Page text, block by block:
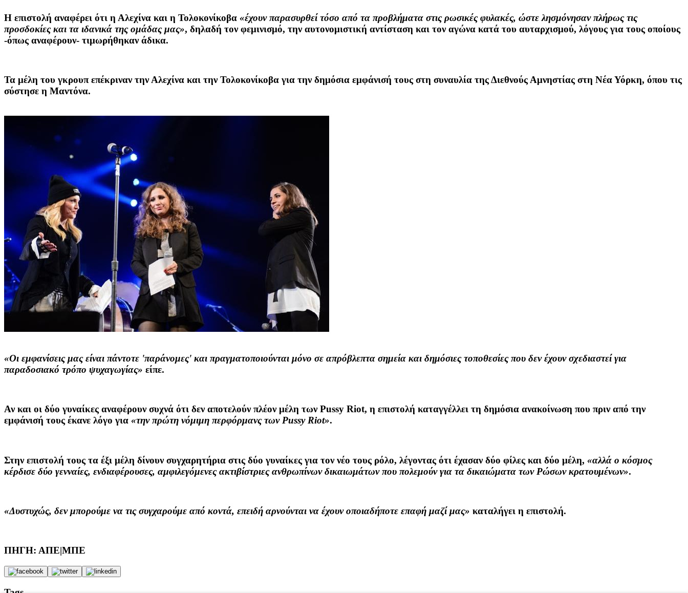
Η επιστολή αναφέρει ότι η Αλεχίνα και η Τολοκονίκοβα «έχουν παρασυρθεί τόσο από τα προβλήματα στις ρωσικές φυλακές, ώστε λησμόνησαν πλήρως τις
προσδοκίες και τα ιδανικά της ομάδας μας», δηλαδή τον φεμινισμό, την αυτονομιστική αντίσταση και τον αγώνα κατά του αυταρχισμού, λόγους για τους οποίους
-όπως αναφέρουν- τιμωρήθηκαν άδικα.
Τα μέλη του γκρουπ επέκριναν την Αλεχίνα και την Τολοκονίκοβα για την δημόσια εμφάνισή τους στη συναυλία της Διεθνούς Αμνηστίας στη Νέα Υόρκη, όπου τις
σύστησε η Μαντόνα.
«Οι εμφανίσεις μας είναι πάντοτε 'παράνομες' και πραγματοποιούνται μόνο σε απρόβλεπτα σημεία και δημόσιες τοποθεσίες που δεν έχουν σχεδιαστεί για
παραδοσιακό τρόπο ψυχαγωγίας» είπε.
Αν και οι δύο γυναίκες αναφέρουν συχνά ότι δεν αποτελούν πλέον μέλη των Pussy Riot, η επιστολή καταγγέλλει τη δημόσια ανακοίνωση που πριν από την
εμφάνισή τους έκανε λόγο για «την πρώτη νόμιμη περφόρμανς των Pussy Riot».
Στην επιστολή τους τα έξι μέλη δίνουν συγχαρητήρια στις δύο γυναίκες για τον νέο τους ρόλο, λέγοντας ότι έχασαν δύο φίλες και δύο μέλη, «αλλά ο κόσμος
κέρδισε δύο γενναίες, ενδιαφέρουσες, αμφιλεγόμενες ακτιβίστριες ανθρωπίνων δικαιωμάτων που πολεμούν για τα δικαιώματα των Ρώσων κρατουμένων».
«Δυστυχώς, δεν μπορούμε να τις συγχαρούμε από κοντά, επειδή αρνούνται να έχουν οποιαδήποτε επαφή μαζί μας» καταλήγει η επιστολή.
ΠΗΓΗ: ΑΠΕ|ΜΠΕ